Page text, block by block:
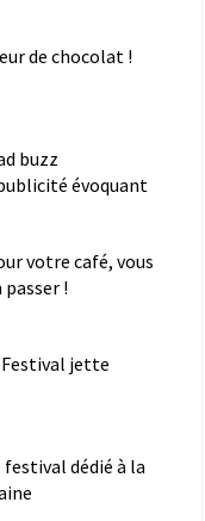
de chocolat !
buzz
évoquant
votre café, vous
!
Festival jette
dédié à la